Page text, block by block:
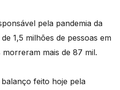
pela pandemia da
1,5 milhões de pessoas em
mais de 87 mil.
feito hoje pela